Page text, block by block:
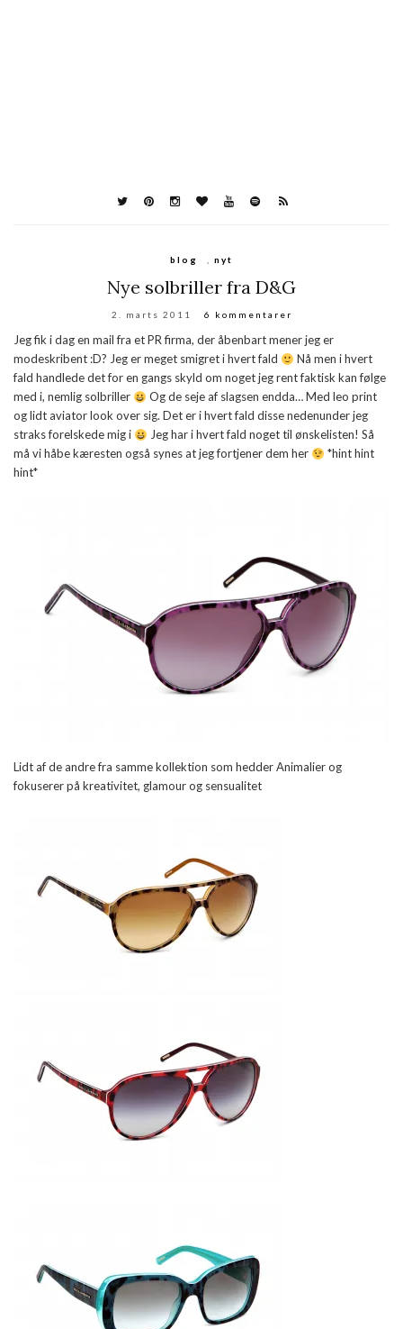
blog , nyt
Nye solbriller fra D&G
2. marts 2011 6 kommentarer
Jeg fik i dag en mail fra et PR firma, der åbenbart mener jeg er
modeskribent :D? Jeg er meget smigret i hvert fald
Nå men i hvert
fald handlede det for en gangs skyld om noget jeg rent faktisk kan følge
med i, nemlig solbriller
Og de seje af slagsen endda… Med leo print
og lidt aviator look over sig. Det er i hvert fald disse nedenunder jeg
straks forelskede mig i
Jeg har i hvert fald noget til ønskelisten! Så
må vi håbe kæresten også synes at jeg fortjener dem her
*hint hint
hint*
Lidt af de andre fra samme kollektion som hedder Animalier og
fokuserer på kreativitet, glamour og sensualitet